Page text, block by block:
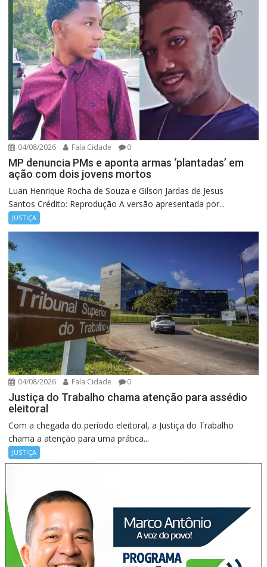
04/08/2026 Fala Cidade 0
MP denuncia PMs e aponta armas ‘plantadas’ em
ação com dois jovens mortos
Luan Henrique Rocha de Souza e Gilson Jardas de Jesus
Santos Crédito: Reprodução A versão apresentada por...
JUSTIÇA
04/08/2026 Fala Cidade 0
Justiça do Trabalho chama atenção para assédio
eleitoral
Com a chegada do período eleitoral, a Justiça do Trabalho
chama a atenção para uma prática...
JUSTIÇA